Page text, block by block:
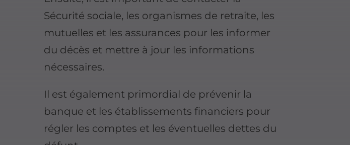
Sécurité sociale, les organismes de retraite, les
mutuelles et les assurances pour les informer
du décès et mettre à jour les informations
nécessaires.
Il est également primordial de prévenir la
banque et les établissements financiers pour
régler les comptes et les éventuelles dettes du